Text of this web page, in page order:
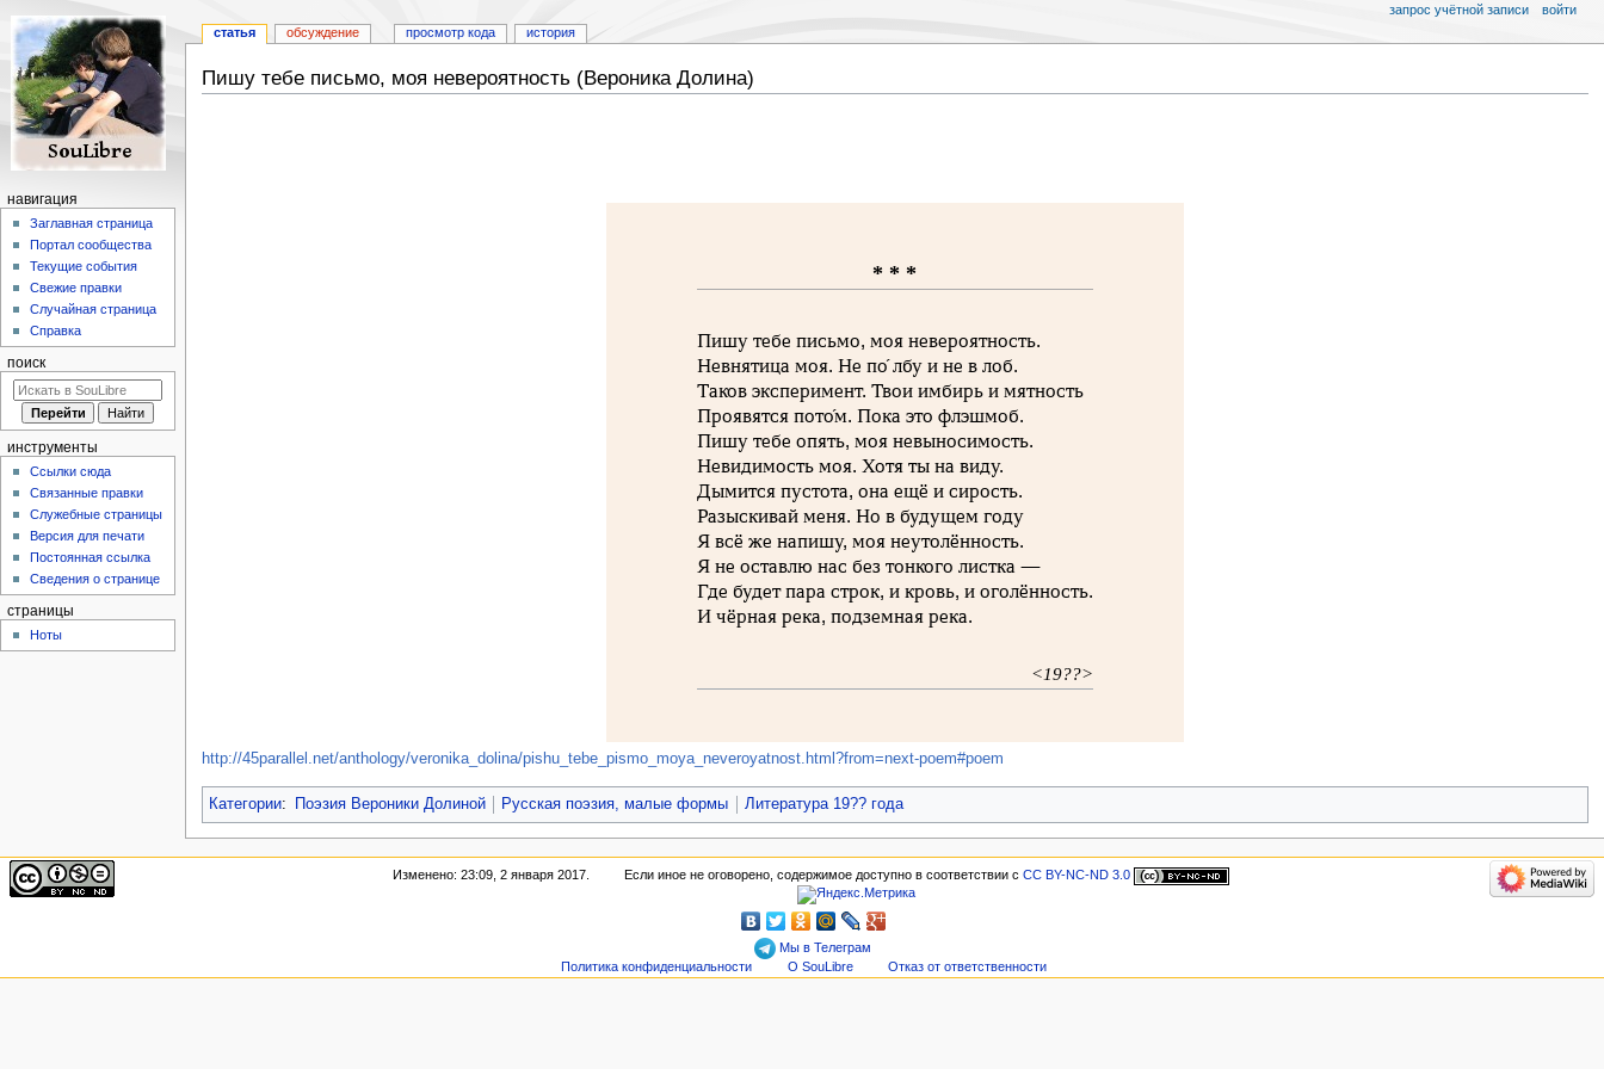
Пишу тебе письмо, моя невероятность (Вероника Долина)
* * *
Пишу тебе письмо, моя невероятность.
Невнятица моя. Не по́ лбу и не в лоб.
Таков эксперимент. Твои имбирь и мятность
Проявятся пото́м. Пока это флэшмоб.
Пишу тебе опять, моя невыносимость.
Невидимость моя. Хотя ты на виду.
Дымится пустота, она ещё и сирость.
Разыскивай меня. Но в будущем году
Я всё же напишу, моя неутолённость.
Я не оставлю нас без тонкого листка —
Где будет пара строк, и кровь, и оголённость.
И чёрная река, подземная река.
<19??>
http://45parallel.net/anthology/veronika_dolina/pishu_tebe_pismo_moya_neveroyatnost.html?from=next-poem#poem
Категории: Поэзия Вероники Долиной Русская поэзия, малые формы Литература 19?? года
статья обсуждение просмотр кода история
запрос учётной записи войти
навигация
Заглавная страница
Портал сообщества
Текущие события
Свежие правки
Случайная страница
Справка
поиск
инструменты
Ссылки сюда
Связанные правки
Служебные страницы
Версия для печати
Постоянная ссылка
Сведения о странице
страницы
Ноты
Изменено: 23:09, 2 января 2017. Если иное не оговорено, содержимое доступно в соответствии сCC BY-NC-ND 3.0
Мы в Телеграм
Политика конфиденциальности
О SouLibre Отказ от ответственности